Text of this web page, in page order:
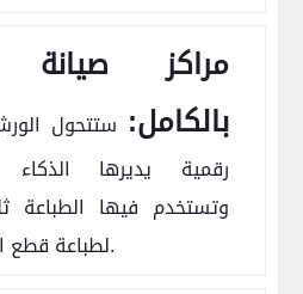
مراكز صيانة
بالكامل: ستتحول
رقمية يديرها الذكاء
وتستخدم فيها الطباعة
لطباعة قطع الغيار الفورية.